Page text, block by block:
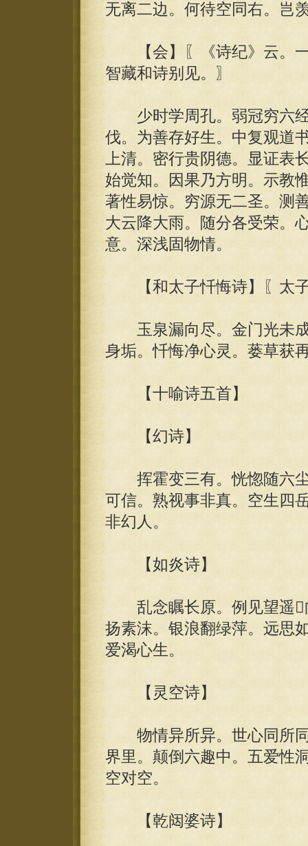
无离二边。何待空同右。岂
【会】〖《诗纪》云。一
智藏和诗别见。〗
少时学周孔。弱冠穷六经
伐。为善存好生。中复观道
上清。密行贵阴德。显证表
始觉知。因果乃方明。示教
著性易惊。穷源无二圣。测
大云降大雨。随分各受荣。
意。深浅固物情。
【和太子忏悔诗】〖太
玉泉漏向尽。金门光未成
身垢。忏悔净心灵。蒌草获
【十喻诗五首】
【幻诗】
挥霍变三有。恍惚随六尘
可信。熟视事非真。空生四
非幻人。
【如炎诗】
乱念瞩长原。例见望遥
扬素沫。银浪翻绿萍。远思
爱渴心生。
【灵空诗】
物情异所异。世心同所同
界里。颠倒六趣中。五爱性
空对空。
【乾闼婆诗】